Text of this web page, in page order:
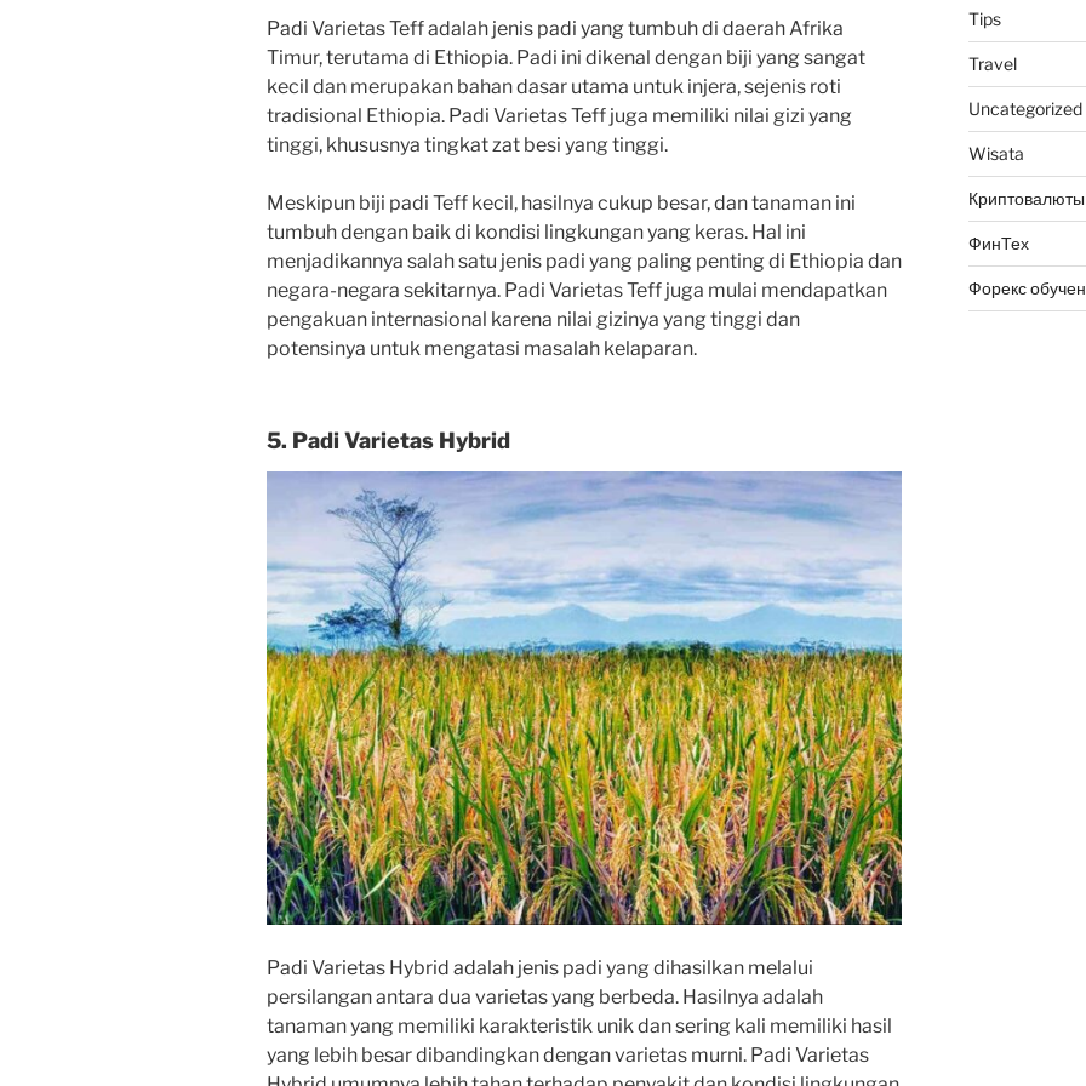
Padi Varietas Teff adalah jenis padi yang tumbuh di daerah Afrika
Timur, terutama di Ethiopia. Padi ini dikenal dengan biji yang sangat
kecil dan merupakan bahan dasar utama untuk injera, sejenis roti
tradisional Ethiopia. Padi Varietas Teff juga memiliki nilai gizi yang
tinggi, khususnya tingkat zat besi yang tinggi.
Meskipun biji padi Teff kecil, hasilnya cukup besar, dan tanaman ini
tumbuh dengan baik di kondisi lingkungan yang keras. Hal ini
menjadikannya salah satu jenis padi yang paling penting di Ethiopia dan
negara-negara sekitarnya. Padi Varietas Teff juga mulai mendapatkan
pengakuan internasional karena nilai gizinya yang tinggi dan
potensinya untuk mengatasi masalah kelaparan.
5. Padi Varietas Hybrid
Padi Varietas Hybrid adalah jenis padi yang dihasilkan melalui
persilangan antara dua varietas yang berbeda. Hasilnya adalah
tanaman yang memiliki karakteristik unik dan sering kali memiliki hasil
yang lebih besar dibandingkan dengan varietas murni. Padi Varietas
Tips
Travel
Uncategorized
Wisata
Криптовалюты
ФинТех
Форекс